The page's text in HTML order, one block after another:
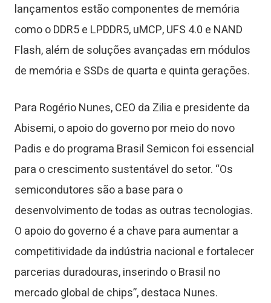
lançamentos estão componentes de memória
como o DDR5 e LPDDR5, uMCP, UFS 4.0 e NAND
Flash, além de soluções avançadas em módulos
de memória e SSDs de quarta e quinta gerações.
Para Rogério Nunes, CEO da Zilia e presidente da
Abisemi, o apoio do governo por meio do novo
Padis e do programa Brasil Semicon foi essencial
para o crescimento sustentável do setor. “Os
semicondutores são a base para o
desenvolvimento de todas as outras tecnologias.
O apoio do governo é a chave para aumentar a
competitividade da indústria nacional e fortalecer
parcerias duradouras, inserindo o Brasil no
mercado global de chips”, destaca Nunes.